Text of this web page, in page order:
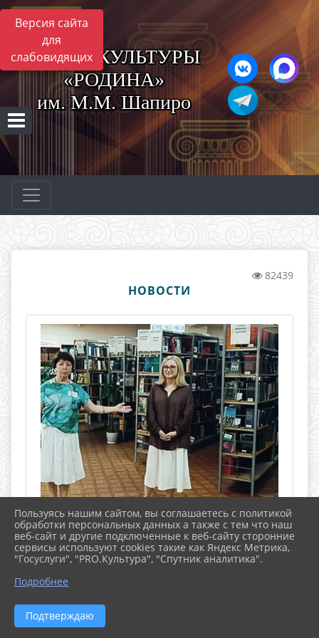
Версия сайта
для
слабовидящих
ЦЕНТР КУЛЬТУРЫ
«РОДИНА»
им. М.М. Шапиро
82439
НОВОСТИ
Встреча с писателем
Творческая встреча с автором книг для детей и
взрослых, руководителем литературного
объединения «Авангард» Ириной Иваськовой
Пользуясь нашим сайтом, вы соглашаетесь с политикой
обработки персональных данных а также с тем что наш
веб-сайт и другие подключенные к веб-сайту сторонние
сервисы используют cookies такие как Яндекс Метрика,
"Госуслуги", "PRO.Культура", "Спутник аналитика".
Подробнее
Подтверждаю